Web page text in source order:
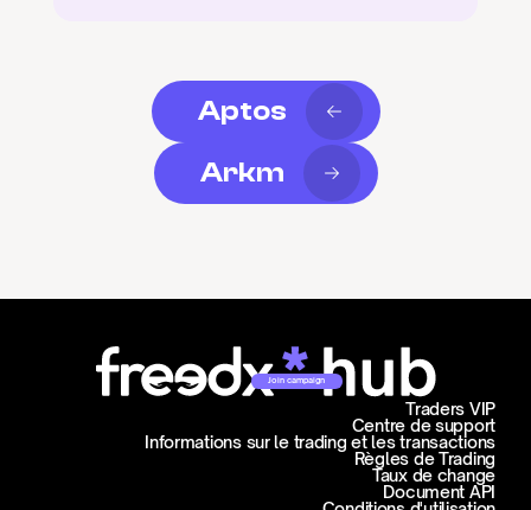
Aptos
Arkm
Join campaign
Centre de support
Informations sur le trading et les transactions
Traders VIP
Règles de Trading
Taux de change
Document API